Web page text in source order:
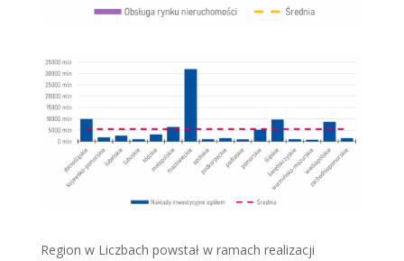
Region w Liczbach powstał w ramach realizacji